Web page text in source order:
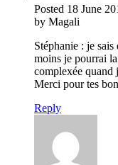
Posted 18 June
by Magali
Stéphanie : je
moins je pourrai
complexée quand
Merci pour tes
Reply